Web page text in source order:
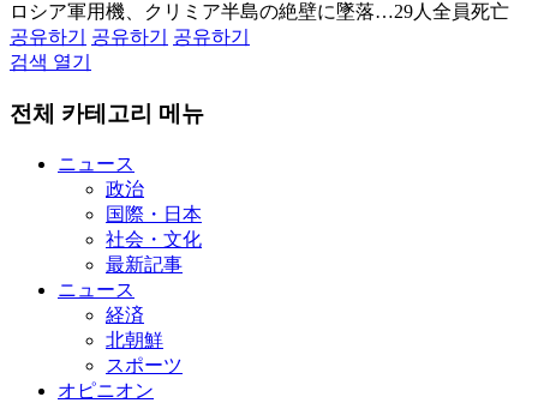
ロシア軍用機、クリミア半島の絶壁に墜落…29人全員死亡
공유하기
공유하기
공유하기
검색 열기
전체 카테고리 메뉴
ニュース
政治
国際・日本
社会・文化
最新記事
ニュース
経済
北朝鮮
スポーツ
オピニオン